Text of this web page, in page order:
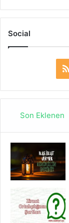
Social
Son Eklenen